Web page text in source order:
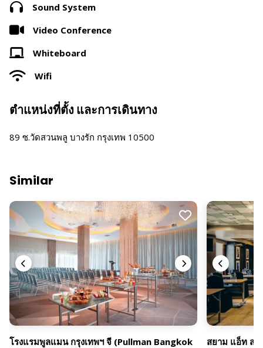
Sound System
Video Conference
Whiteboard
Wifi
ตำแหน่งที่ตั้ง และการเดินทาง
89 ซ.วัดสวนพลู บางรัก กรุงเทพ 10500
Similar
โรงแรมพูลแมน กรุงเทพฯ จี (Pullman Bangkok สยาม แอ็ท สย